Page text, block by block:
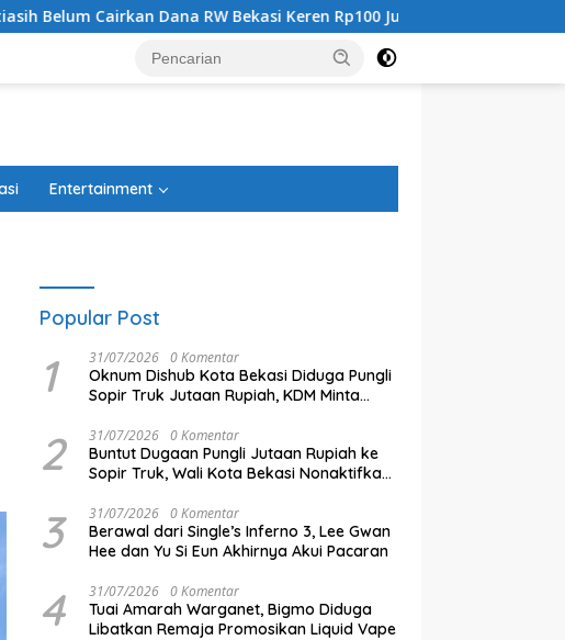
RW Bekasi Keren Rp100 Juta Taklukkan Persib Bandung di
Entertainment
Popular Post
1 31/07/2026 0 Komentar
Oknum Dishub Kota Bekasi Diduga Pungli
Sopir Truk Jutaan Rupiah, KDM Minta
2 31/07/2026 0 Komentar
Buntut Dugaan Pungli Jutaan Rupiah ke
Sopir Truk, Wali Kota Bekasi Nonaktifkan
3 31/07/2026 0 Komentar
Berawal dari Single’s Inferno 3, Lee Gwan
Hee dan Yu Si Eun Akhirnya Akui Pacaran
4 31/07/2026 0 Komentar
Tuai Amarah Warganet, Bigmo Diduga
Libatkan Remaja Promosikan Liquid Vape